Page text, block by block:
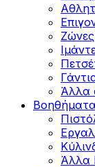
Άλλα
Άλλα